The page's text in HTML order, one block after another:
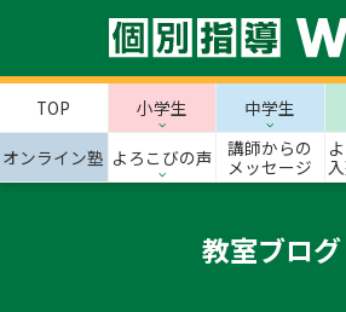
TOP 小学生 中学生
オンライン塾 よろこびの声
講師からの
メッセージ
教室ブログ